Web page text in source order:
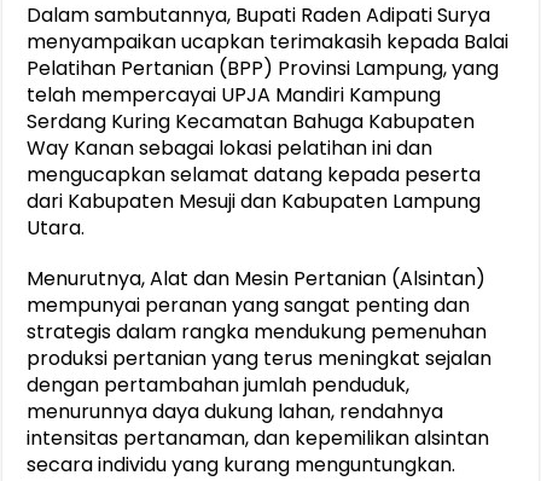
Dalam sambutannya, Bupati Raden Adipati Surya
menyampaikan ucapkan terimakasih kepada Balai
Pelatihan Pertanian (BPP) Provinsi Lampung, yang
telah mempercayai UPJA Mandiri Kampung
Serdang Kuring Kecamatan Bahuga Kabupaten
Way Kanan sebagai lokasi pelatihan ini dan
mengucapkan selamat datang kepada peserta
dari Kabupaten Mesuji dan Kabupaten Lampung
Utara.
Menurutnya, Alat dan Mesin Pertanian (Alsintan)
mempunyai peranan yang sangat penting dan
strategis dalam rangka mendukung pemenuhan
produksi pertanian yang terus meningkat sejalan
dengan pertambahan jumlah penduduk,
menurunnya daya dukung lahan, rendahnya
intensitas pertanaman, dan kepemilikan alsintan
secara individu yang kurang menguntungkan.